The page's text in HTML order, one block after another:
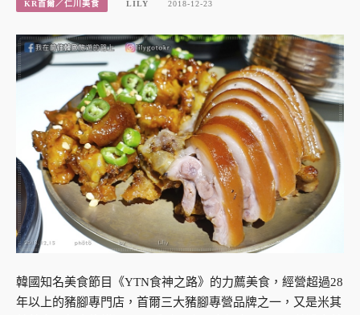
KR首爾／仁川美食 LILY 2018-12-23
韓國知名美食節目《YTN食神之路》的力薦美食，經營超過28
年以上的豬腳專門店，首爾三大豬腳專營品牌之一，又是米其